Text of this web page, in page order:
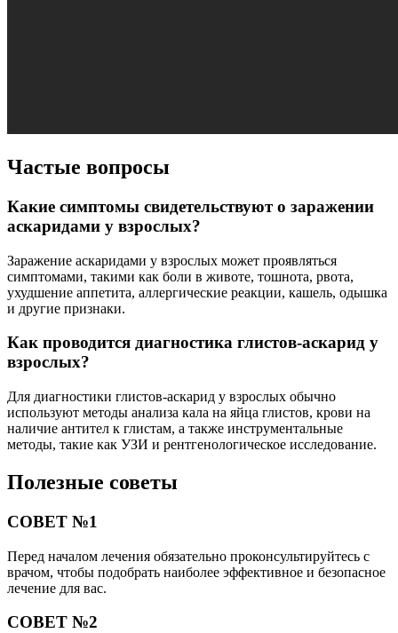
Частые вопросы
Какие симптомы свидетельствуют о заражении
аскаридами у взрослых?
Заражение аскаридами у взрослых может проявляться
симптомами, такими как боли в животе, тошнота, рвота,
ухудшение аппетита, аллергические реакции, кашель, одышка
и другие признаки.
Как проводится диагностика глистов-аскарид у
взрослых?
Для диагностики глистов-аскарид у взрослых обычно
используют методы анализа кала на яйца глистов, крови на
наличие антител к глистам, а также инструментальные
методы, такие как УЗИ и рентгенологическое исследование.
Полезные советы
СОВЕТ №1
Перед началом лечения обязательно проконсультируйтесь с
врачом, чтобы подобрать наиболее эффективное и безопасное
лечение для вас.
СОВЕТ №2